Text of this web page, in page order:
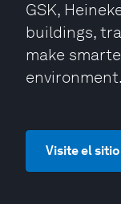
GSK,
buildings,
make
environment.
Visite el sitio